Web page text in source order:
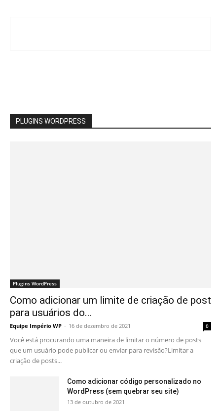
PLUGINS WORDPRESS
Plugins WordPress
Como adicionar um limite de criação de post
para usuários do...
Equipe Império WP - 16 de dezembro de 2021 0
Você está procurando uma maneira de limitar o número de posts
que um usuário pode publicar ou enviar para revisão?Limitar a
criação de posts...
Como adicionar código personalizado no
WordPress (sem quebrar seu site)
13 de outubro de 2021